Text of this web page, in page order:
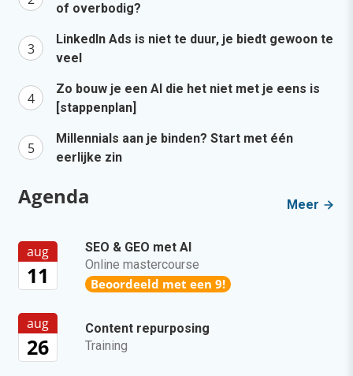
of overbodig?
LinkedIn Ads is niet te duur, je biedt gewoon te
veel
Zo bouw je een AI die het niet met je eens is
[stappenplan]
Millennials aan je binden? Start met één
eerlijke zin
Agenda Meer
aug
11
SEO & GEO met AI
Online mastercourse
Beoordeeld met een 9!
aug
26
Content repurposing
Training